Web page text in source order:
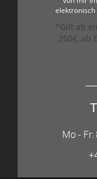
*Gilt ab
250€, ab
Mo -